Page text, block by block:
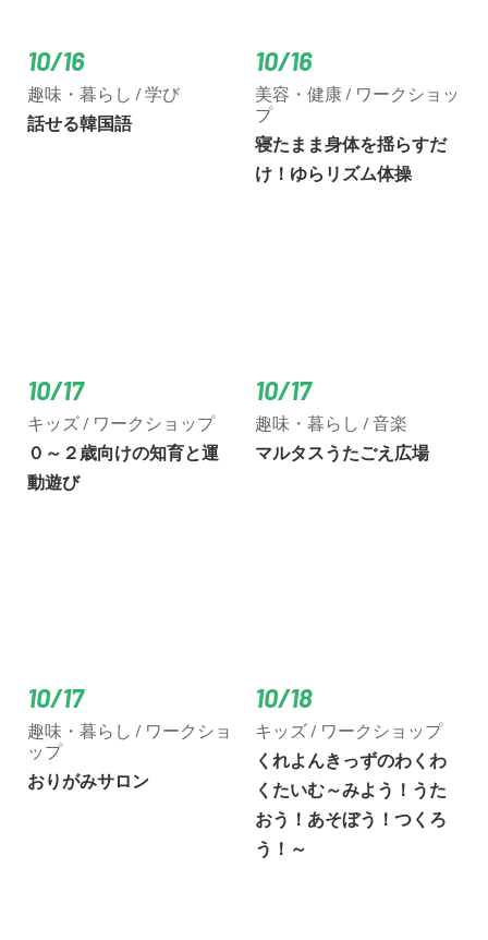
10/16
趣味・暮らし / 学び
話せる韓国語
10/16
美容・健康 / ワークショッ
プ
寝たまま身体を揺らすだ
け！ゆらリズム体操
10/17
キッズ / ワークショップ
０～２歳向けの知育と運
動遊び
10/17
趣味・暮らし / 音楽
マルタスうたごえ広場
10/17
趣味・暮らし / ワークショ
ップ
おりがみサロン
10/18
キッズ / ワークショップ
くれよんきっずのわくわ
くたいむ～みよう！うた
おう！あそぼう！つくろ
う！～